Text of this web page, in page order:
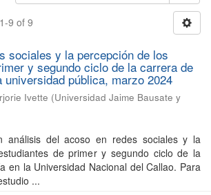
9 of 9
sociales y la percepción de los
y segundo ciclo de la carrera de
universidad pública, marzo 2024
Ivette (Universidad Jaime Bausate y
análisis del acoso en redes sociales y la
de primer y segundo ciclo de la
en la Universidad Nacional del Callao. Para
...